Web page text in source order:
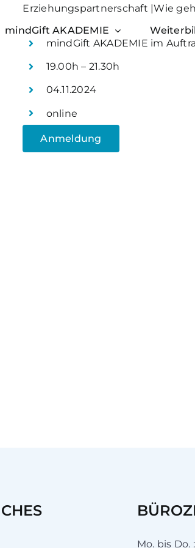
mindGift AKADEMIE
Erziehungspartnerschaft |Wie
mindGift AKADEMIE im
19.00h – 21.30h
04.11.2024
online
Anmeldung
Mo. bis Do. :